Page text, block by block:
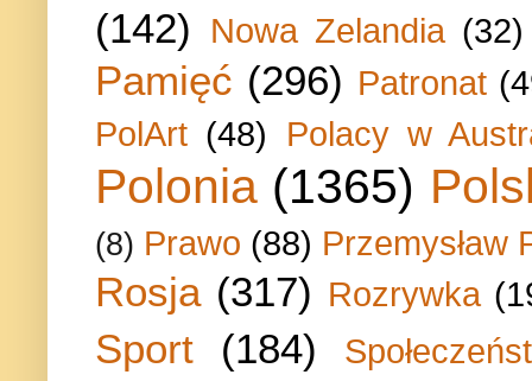
(142) Nowa Zelandia (32)
Pamięć (296) Patronat
PolArt (48) Polacy w
Polonia (1365)
(8) Prawo (88) Przemysław
Rosja (317) Rozrywka
Sport (184)